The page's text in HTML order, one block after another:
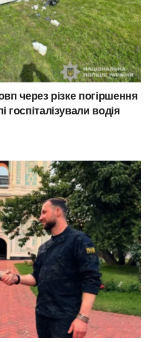
через різке погіршення
госпіталізували водія